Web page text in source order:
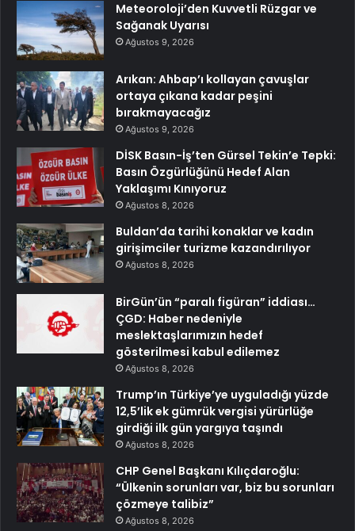
Meteoroloji’den Kuvvetli Rüzgar ve
Sağanak Uyarısı
Ağustos 9, 2026
Arıkan: Ahbap’ı kollayan çavuşlar
ortaya çıkana kadar peşini
bırakmayacağız
Ağustos 9, 2026
DİSK Basın-İş’ten Gürsel Tekin’e Tepki:
Basın Özgürlüğünü Hedef Alan
Yaklaşımı Kınıyoruz
Ağustos 8, 2026
Buldan’da tarihi konaklar ve kadın
girişimciler turizme kazandırılıyor
Ağustos 8, 2026
BirGün’ün “paralı figüran” iddiası…
ÇGD: Haber nedeniyle
meslektaşlarımızın hedef
gösterilmesi kabul edilemez
Ağustos 8, 2026
Trump’ın Türkiye’ye uyguladığı yüzde
12,5’lik ek gümrük vergisi yürürlüğe
girdiği ilk gün yargıya taşındı
Ağustos 8, 2026
CHP Genel Başkanı Kılıçdaroğlu:
“Ülkenin sorunları var, biz bu sorunları
çözmeye talibiz”
Ağustos 8, 2026